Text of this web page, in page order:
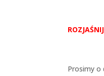
R
Prosimy o